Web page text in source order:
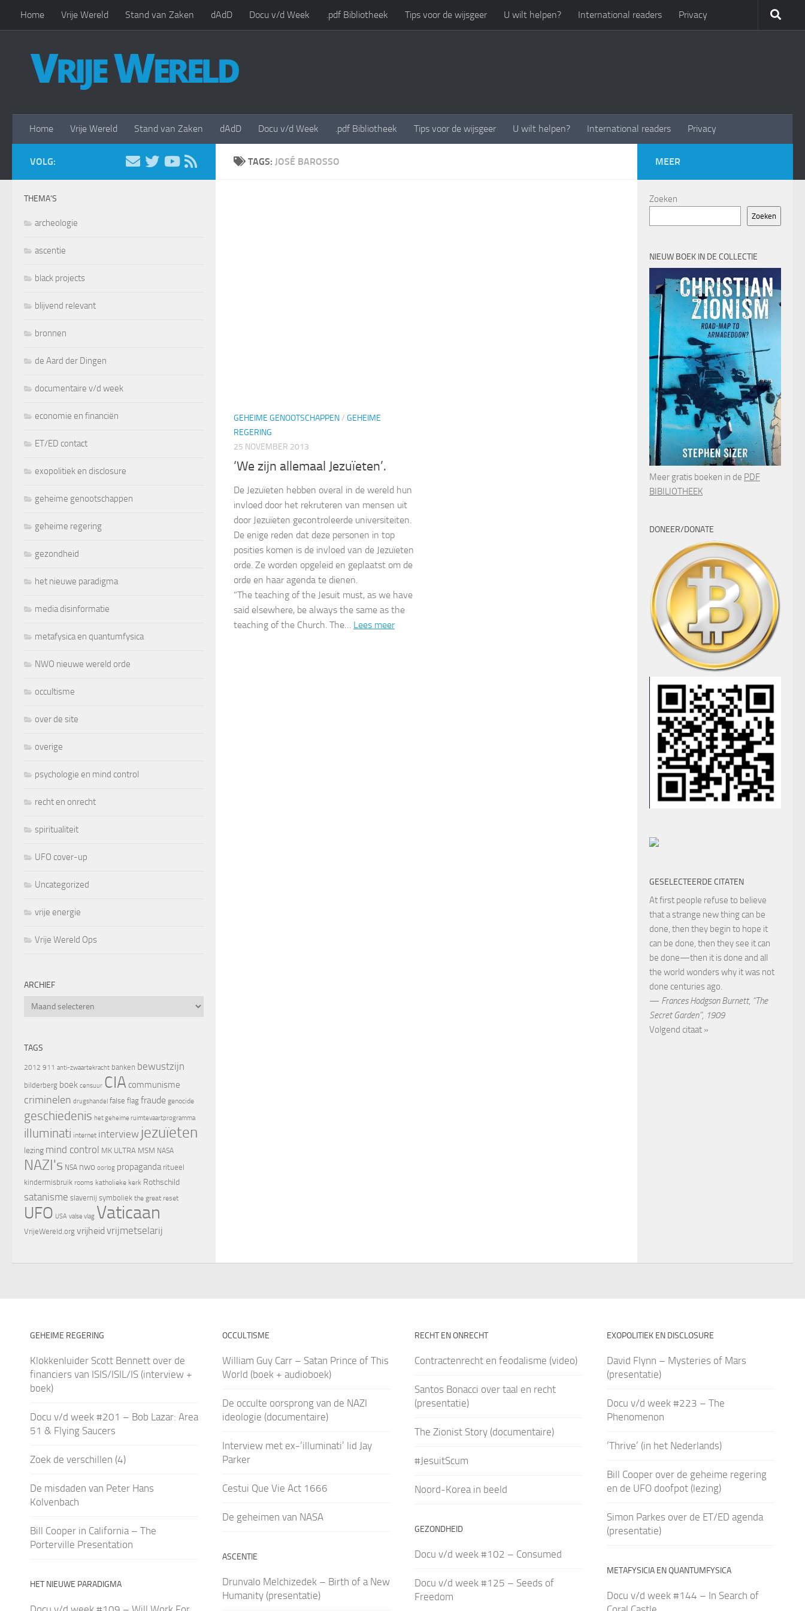
Doorgaan naar inhoud
Home Vrije Wereld Stand van Zaken dAdD Docu v/d Week .pdf Bibliotheek Tips voor de wijsgeer U wilt helpen? International readers Privacy
Home Vrije Wereld Stand van Zaken dAdD Docu v/d Week .pdf Bibliotheek Tips voor de wijsgeer U wilt helpen? International readers Privacy
TAGS: JOSÉ BAROSSO
GEHEIME GENOOTSCHAPPEN/ GEHEIME
REGERING
25 NOVEMBER 2013
‘We zijn allemaal Jezuïeten’.
De Jezuïeten hebben overal in de wereld hun
invloed door het rekruteren van mensen uit
door Jezuïeten gecontroleerde universiteiten.
De enige reden dat deze personen in top
posities komen is de invloed van de Jezuïeten
orde. Ze worden opgeleid en geplaatst om de
orde en haar agenda te dienen.
“The teaching of the Jesuit must, as we have
said elsewhere, be always the same as the
teaching of the Church. The… Lees meer
VOLG:
THEMA’S
archeologie
ascentie
black projects
blijvend relevant
bronnen
de Aard der Dingen
documentaire v/d week
economie en financiën
ET/ED contact
exopolitiek en disclosure
geheime genootschappen
geheime regering
gezondheid
het nieuwe paradigma
media disinformatie
metafysica en quantumfysica
NWO nieuwe wereld orde
occultisme
over de site
overige
psychologie en mind control
recht en onrecht
spiritualiteit
UFO cover-up
Uncategorized
vrije energie
Vrije Wereld Ops
ARCHIEF
Archief
TAGS
2012 911 anti-zwaartekracht banken bewustzijn
bilderberg boek censuur CIA communisme
criminelen drugshandel false flag fraude genocide
geschiedenis het geheime ruimtevaartprogramma
illuminati internet interview jezuïeten
lezing mind control MK ULTRA MSM NASA
NAZI's NSA nwo oorlog propaganda ritueel
kindermisbruik rooms katholieke kerk Rothschild
satanisme slavernij symboliek the great reset
UFO USA valse vlag Vaticaan
VrijeWereld.org vrijheid vrijmetselarij
MEER
Zoeken
Zoeken
NIEUW BOEK IN DE COLLECTIE
Meer gratis boeken in de PDF
BIBILIOTHEEK
DONEER/DONATE
GESELECTEERDE CITATEN
At first people refuse to believe
that a strange new thing can be
done, then they begin to hope it
can be done, then they see it can
be done—then it is done and all
the world wonders why it was not
done centuries ago.
— Frances Hodgson Burnett, “The
Secret Garden”, 1909
Volgend citaat »
GEHEIME REGERING
Klokkenluider Scott Bennett over de
financiers van ISIS/ISIL/IS (interview +
boek)
Docu v/d week #201 – Bob Lazar: Area
51 & Flying Saucers
Zoek de verschillen (4)
De misdaden van Peter Hans
Kolvenbach
Bill Cooper in California – The
Porterville Presentation
HET NIEUWE PARADIGMA
OCCULTISME
William Guy Carr – Satan Prince of This
World (boek + audioboek)
De occulte oorsprong van de NAZI
ideologie (documentaire)
Interview met ex-‘illuminati’ lid Jay
Parker
Cestui Que Vie Act 1666
De geheimen van NASA
ASCENTIE
Drunvalo Melchizedek – Birth of a New
Humanity (presentatie)
RECHT EN ONRECHT
Contractenrecht en feodalisme (video)
Santos Bonacci over taal en recht
(presentatie)
The Zionist Story (documentaire)
#JesuitScum
Noord-Korea in beeld
GEZONDHEID
Docu v/d week #102 – Consumed
Docu v/d week #125 – Seeds of
Freedom
EXOPOLITIEK EN DISCLOSURE
David Flynn – Mysteries of Mars
(presentatie)
Docu v/d week #223 – The
Phenomenon
‘Thrive’ (in het Nederlands)
Bill Cooper over de geheime regering
en de UFO doofpot (lezing)
Simon Parkes over de ET/ED agenda
(presentatie)
METAFYSICIA EN QUANTUMFYSICA
Docu v/d week #144 – In Search of